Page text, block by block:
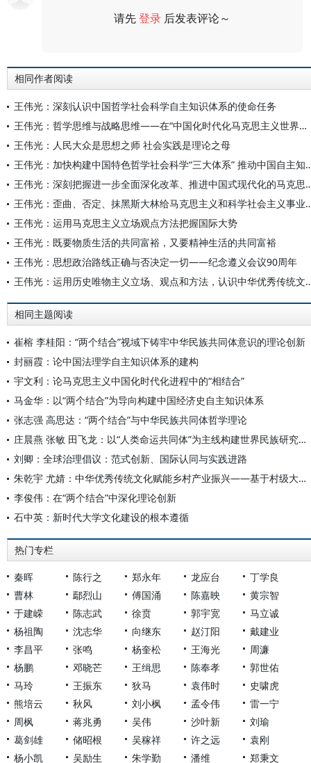
请先登录 后发表评论～
相同作者阅读
王伟光：深刻认识中国哲学社会科学自主知识体系的使命任务
王伟光：哲学思维与战略思维——在“中国化时代化马克思主义世界观方法论”理论研讨会上的主旨报告
王伟光：人民大众是思想之师 社会实践是理论之母
王伟光：加快构建中国特色哲学社
王伟光：深刻把握进一步全面深化
王伟光：歪曲、否定、抹黑斯大林给马克思
王伟光：运用马克思主义立场观点方法把握国际大势
王伟光：既要物质生活的共同富裕，又要精神生活的共同富裕
王伟光：思想政治路线正确与否决定一切——纪念遵义会议90周年
王伟光：运用历史唯物主义立场、观点
相同主题阅读
崔榕 李桂阳：“两个结合”视域下铸牢中华民族共同体意识的理论创新
封丽霞：论中国法理学自主知识体系的建构
宇文利：论马克思主义中国化时代化进程中的“相结合”
马金华：以“两个结合”为导向构建中国经济史自主知识体系
张志强 高思达：“两个结合”与中华民族共同体哲学理论
庄晨燕 张敏 田飞龙：以“人类命运共同体”为主线构建世界民族研究自主知识体系
刘卿：全球治理倡议：范式创新、国际认同与实践进路
朱乾宇 尤婧：中华优秀传统文化赋能乡村产业振兴——基于村级大数据的实证研究
李俊伟：在“两个结合”中深化理论创新
石中英：新时代大学文化建设的根本遵循
热门专栏
秦晖 陈行之 郑永年 龙应台
丁学良
曹林
鄢烈山 傅国涌 陈嘉映
黄宗智
于建嵘
陈志武 徐贲 郭宇宽
马立诚
杨祖陶
沈志华 向继东 赵汀阳
戴建业
李昌平
张鸣 杨奎松 王海光
周濂
杨鹏
邓晓芒 王缉思 陈奉孝
郭世佑
马玲
王振东 狄马 袁伟时
史啸虎
熊培云
秋风 刘小枫 孟令伟
雷一宁
周枫
蒋兆勇 吴伟 沙叶新
刘瑜
葛剑雄
储昭根 吴稼祥 许之远
袁刚
杨小凯
吴励生 朱学勤 潘维 郑秉文